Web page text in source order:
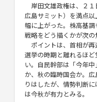
岸田文雄政権は、２１
広島サミット）を満点
幅に上がった。株高基
戦略をどう描くかが次の
ポイントは、首相が再
選挙の時期と離れるほ
い。自民幹部は「今年
か、秋の臨時国会か。
りはしたが、情勢判断
は今秋が有力とみる。